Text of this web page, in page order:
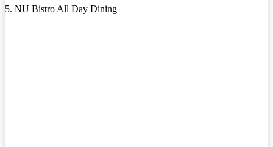
5. NU Bistro All Day Dining